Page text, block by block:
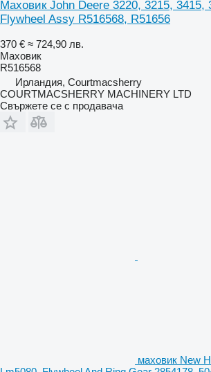
Маховик John Deere 3220, 3215, 3415,
Flywheel Assy R516568, R51656
370 € ≈ 724,90 лв.
Маховик
R516568
Ирландия, Courtmacsherry
COURTMACSHERRY MACHINERY LTD
Свържете се с продавача
маховик New